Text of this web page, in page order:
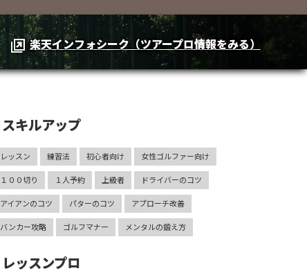
楽天インフォシーク（ツアープロ情報をみる）
スキルアップ
レッスン 練習法 初心者向け 女性ゴルファー向け
１００切り １人予約 上級者 ドライバーのコツ
アイアンのコツ パターのコツ アプローチ改善
バンカー攻略 ゴルフマナー メンタルの鍛え方
レッスンプロ